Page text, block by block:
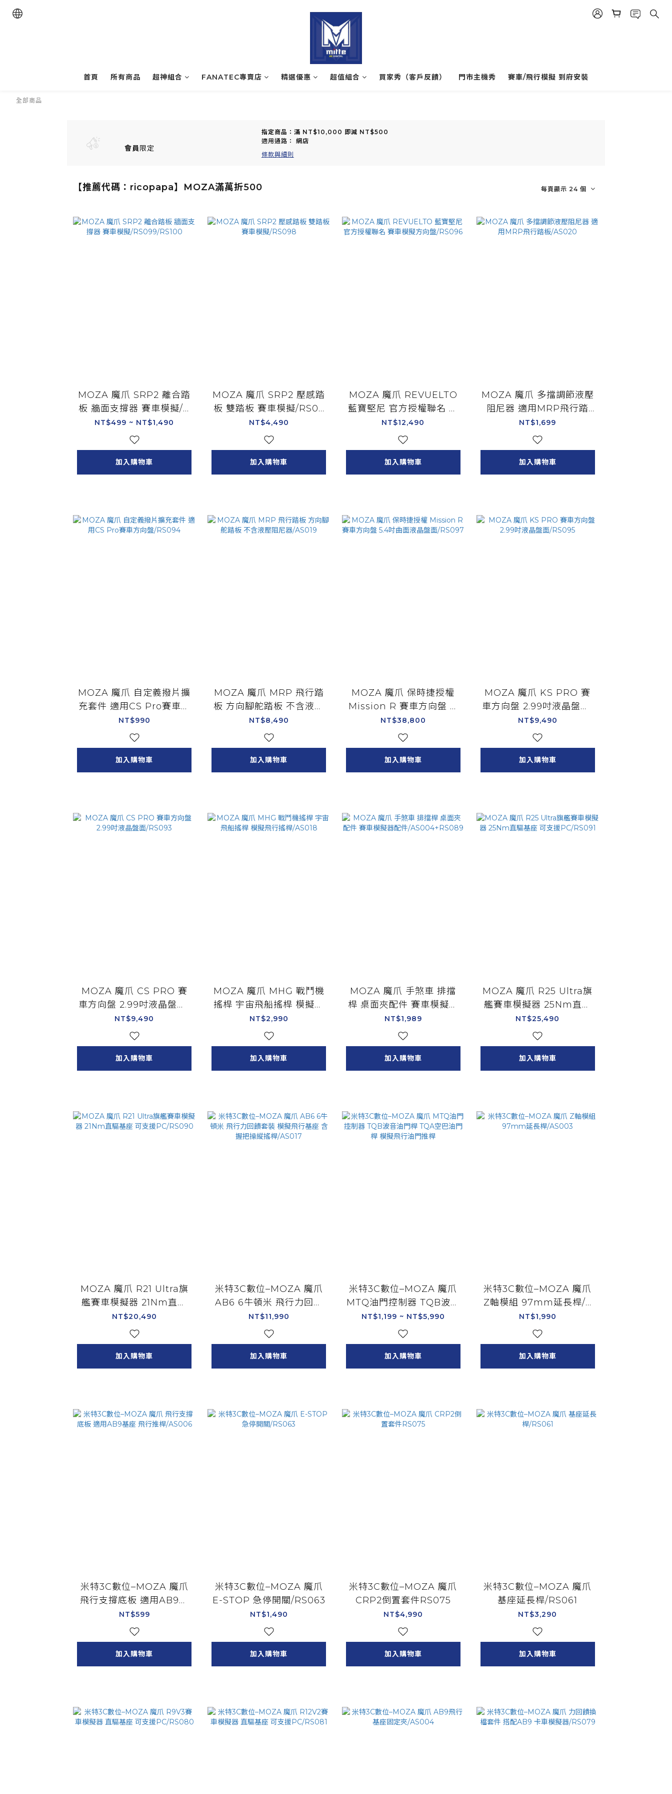
首頁 所有商品 超神組合 FANATEC專賣店 精選優惠 超值組合 買家秀（客戶反饋） 門市主機秀 賽車/飛行模擬 到府安裝
全部商品
會員限定
指定商品：滿 NT$10,000 即減 NT$500
適用通路： 網店
條款與細則
【推薦代碼：ricopapa】MOZA滿萬折500 每頁顯示 24 個
MOZA 魔爪 SRP2 離合踏
板 牆面支撐器 賽車模擬/R
S099/RS100
NT$499 ~ NT$1,490
加入購物車
MOZA 魔爪 SRP2 壓感踏
板 雙踏板 賽車模擬/RS09
8
NT$4,490
加入購物車
MOZA 魔爪 REVUELTO
藍寶堅尼 官方授權聯名 賽
車模擬方向盤/RS096
NT$12,490
加入購物車
MOZA 魔爪 多擋調節液壓
阻尼器 適用MRP飛行踏
板/AS020
NT$1,699
加入購物車
MOZA 魔爪 自定義撥片擴
充套件 適用CS Pro賽車方
向盤/RS094
NT$990
加入購物車
MOZA 魔爪 MRP 飛行踏
板 方向腳舵踏板 不含液壓
阻尼器/AS019
NT$8,490
加入購物車
MOZA 魔爪 保時捷授權
Mission R 賽車方向盤 5.
4吋曲面液晶盤面/RS097
NT$38,800
加入購物車
MOZA 魔爪 KS PRO 賽
車方向盤 2.99吋液晶盤面/
RS095
NT$9,490
加入購物車
MOZA 魔爪 CS PRO 賽
車方向盤 2.99吋液晶盤面/
RS093
NT$9,490
加入購物車
MOZA 魔爪 MHG 戰鬥機
搖桿 宇宙飛船搖桿 模擬飛
行搖桿/AS018
NT$2,990
加入購物車
MOZA 魔爪 手煞車 排擋
桿 桌面夾配件 賽車模擬器
配件/AS004+RS089
NT$1,989
加入購物車
MOZA 魔爪 R25 Ultra旗
艦賽車模擬器 25Nm直驅
基座 可支援PC/RS091
NT$25,490
加入購物車
MOZA 魔爪 R21 Ultra旗
艦賽車模擬器 21Nm直驅
基座 可支援PC/RS090
NT$20,490
加入購物車
米特3C數位–MOZA 魔爪
AB6 6牛頓米 飛行力回饋
套裝 模擬飛行基座 含握把
操縱搖桿/AS017
NT$11,990
加入購物車
米特3C數位–MOZA 魔爪
MTQ油門控制器 TQB波音
油門桿 TQA空巴油門桿 模
擬飛行油門推桿
NT$1,199 ~ NT$5,990
加入購物車
米特3C數位–MOZA 魔爪
Z軸模組 97mm延長桿/A
S003
NT$1,990
加入購物車
米特3C數位–MOZA 魔爪
飛行支撐底板 適用AB9基
座 飛行推桿/AS006
NT$599
加入購物車
米特3C數位–MOZA 魔爪
E-STOP 急停開關/RS063
NT$1,490
加入購物車
米特3C數位–MOZA 魔爪
CRP2倒置套件RS075
NT$4,990
加入購物車
米特3C數位–MOZA 魔爪
基座延長桿/RS061
NT$3,290
加入購物車